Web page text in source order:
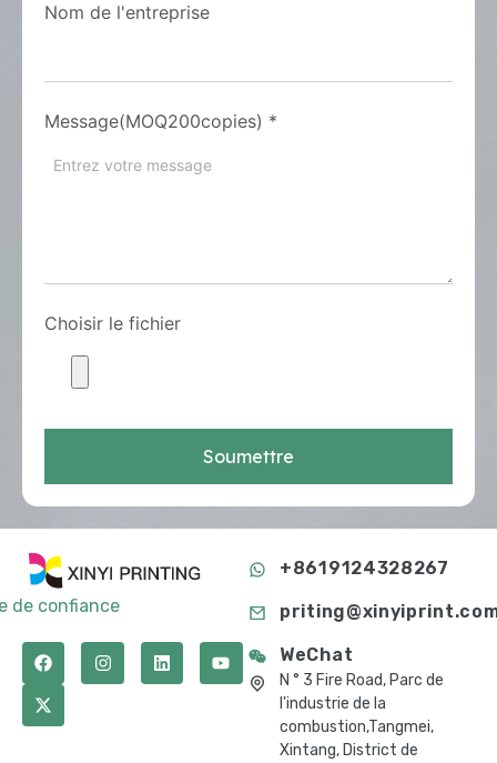
Nom de l'entreprise
Message(MOQ200copies) *
Choisir le fichier
Soumettre
de confiance
+8619124328267
WeChat
N ° 3 Fire Road, Parc de
l'industrie de la
combustion,Tangmei,
Xintang, District de